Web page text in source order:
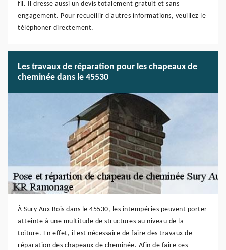
fil. Il dresse aussi un devis totalement gratuit et sans
engagement. Pour recueillir d'autres informations, veuillez le
téléphoner directement.
Les travaux de réparation pour les chapeaux de
cheminée dans le 45530
À Sury Aux Bois dans le 45530, les intempéries peuvent porter
atteinte à une multitude de structures au niveau de la
toiture. En effet, il est nécessaire de faire des travaux de
réparation des chapeaux de cheminée. Afin de faire ces